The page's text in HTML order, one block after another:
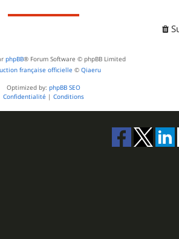
phpBB® Forum Software © phpBB Limited
française officielle © Qiaeru
Optimized by: phpBB SEO
Confidentialité | Conditions